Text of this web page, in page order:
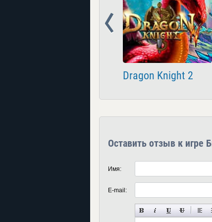
Dragon Knight 2
Prev
Оставить отзыв к игре
Имя:
E-mail: